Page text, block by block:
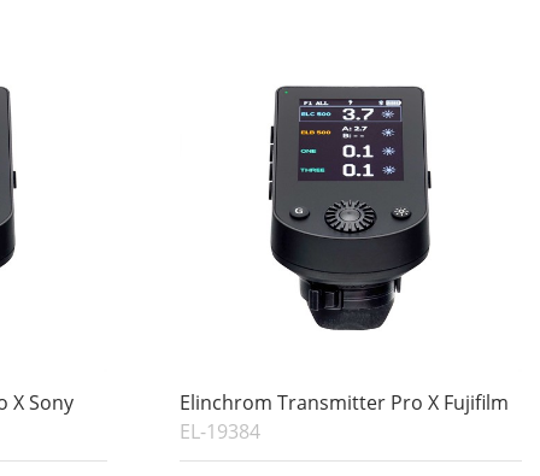
X Sony
Elinchrom Transmitter Pro X Fujifilm
EL-19384